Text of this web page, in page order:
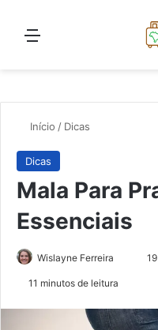
Menu
Início / Dicas
Dicas
Mala Para
Essenciais
Wislayne Ferreira
Mande
mail
11 minutos de leitura